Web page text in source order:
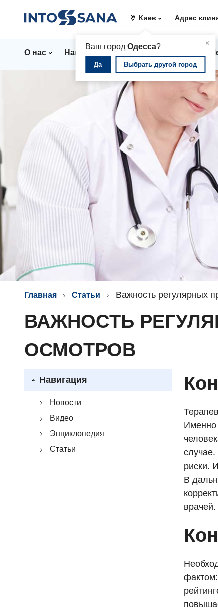
Киев
×
Ваш городОдесса?
Да Выбрать другой город
Адрес
О нас Направления Цены
Главная Статьи Важность регулярных
ВАЖНОСТЬ
ОСМОТРОВ
Навигация
Новости
Видео
Энциклопедия
Статьи
Именно
риски.
В
врачей.